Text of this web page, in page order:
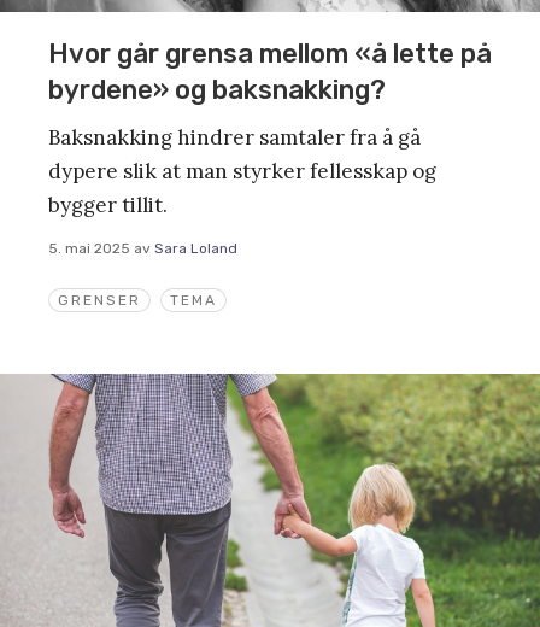
GRENSER TEMA
Hvor går grensa mellom «å lette på
byrdene» og baksnakking?
Baksnakking hindrer samtaler fra å gå
dypere slik at man styrker fellesskap og
bygger tillit.
5. mai 2025 av Sara Loland